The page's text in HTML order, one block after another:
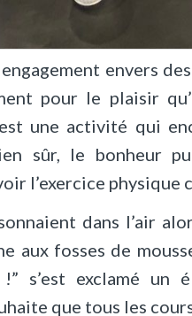
envers
pour le plaisir
une activité qui
sûr, le bonheur
l’exercice physique
dans l’air
aux fosses de
!” s’est exclamé
que tous les